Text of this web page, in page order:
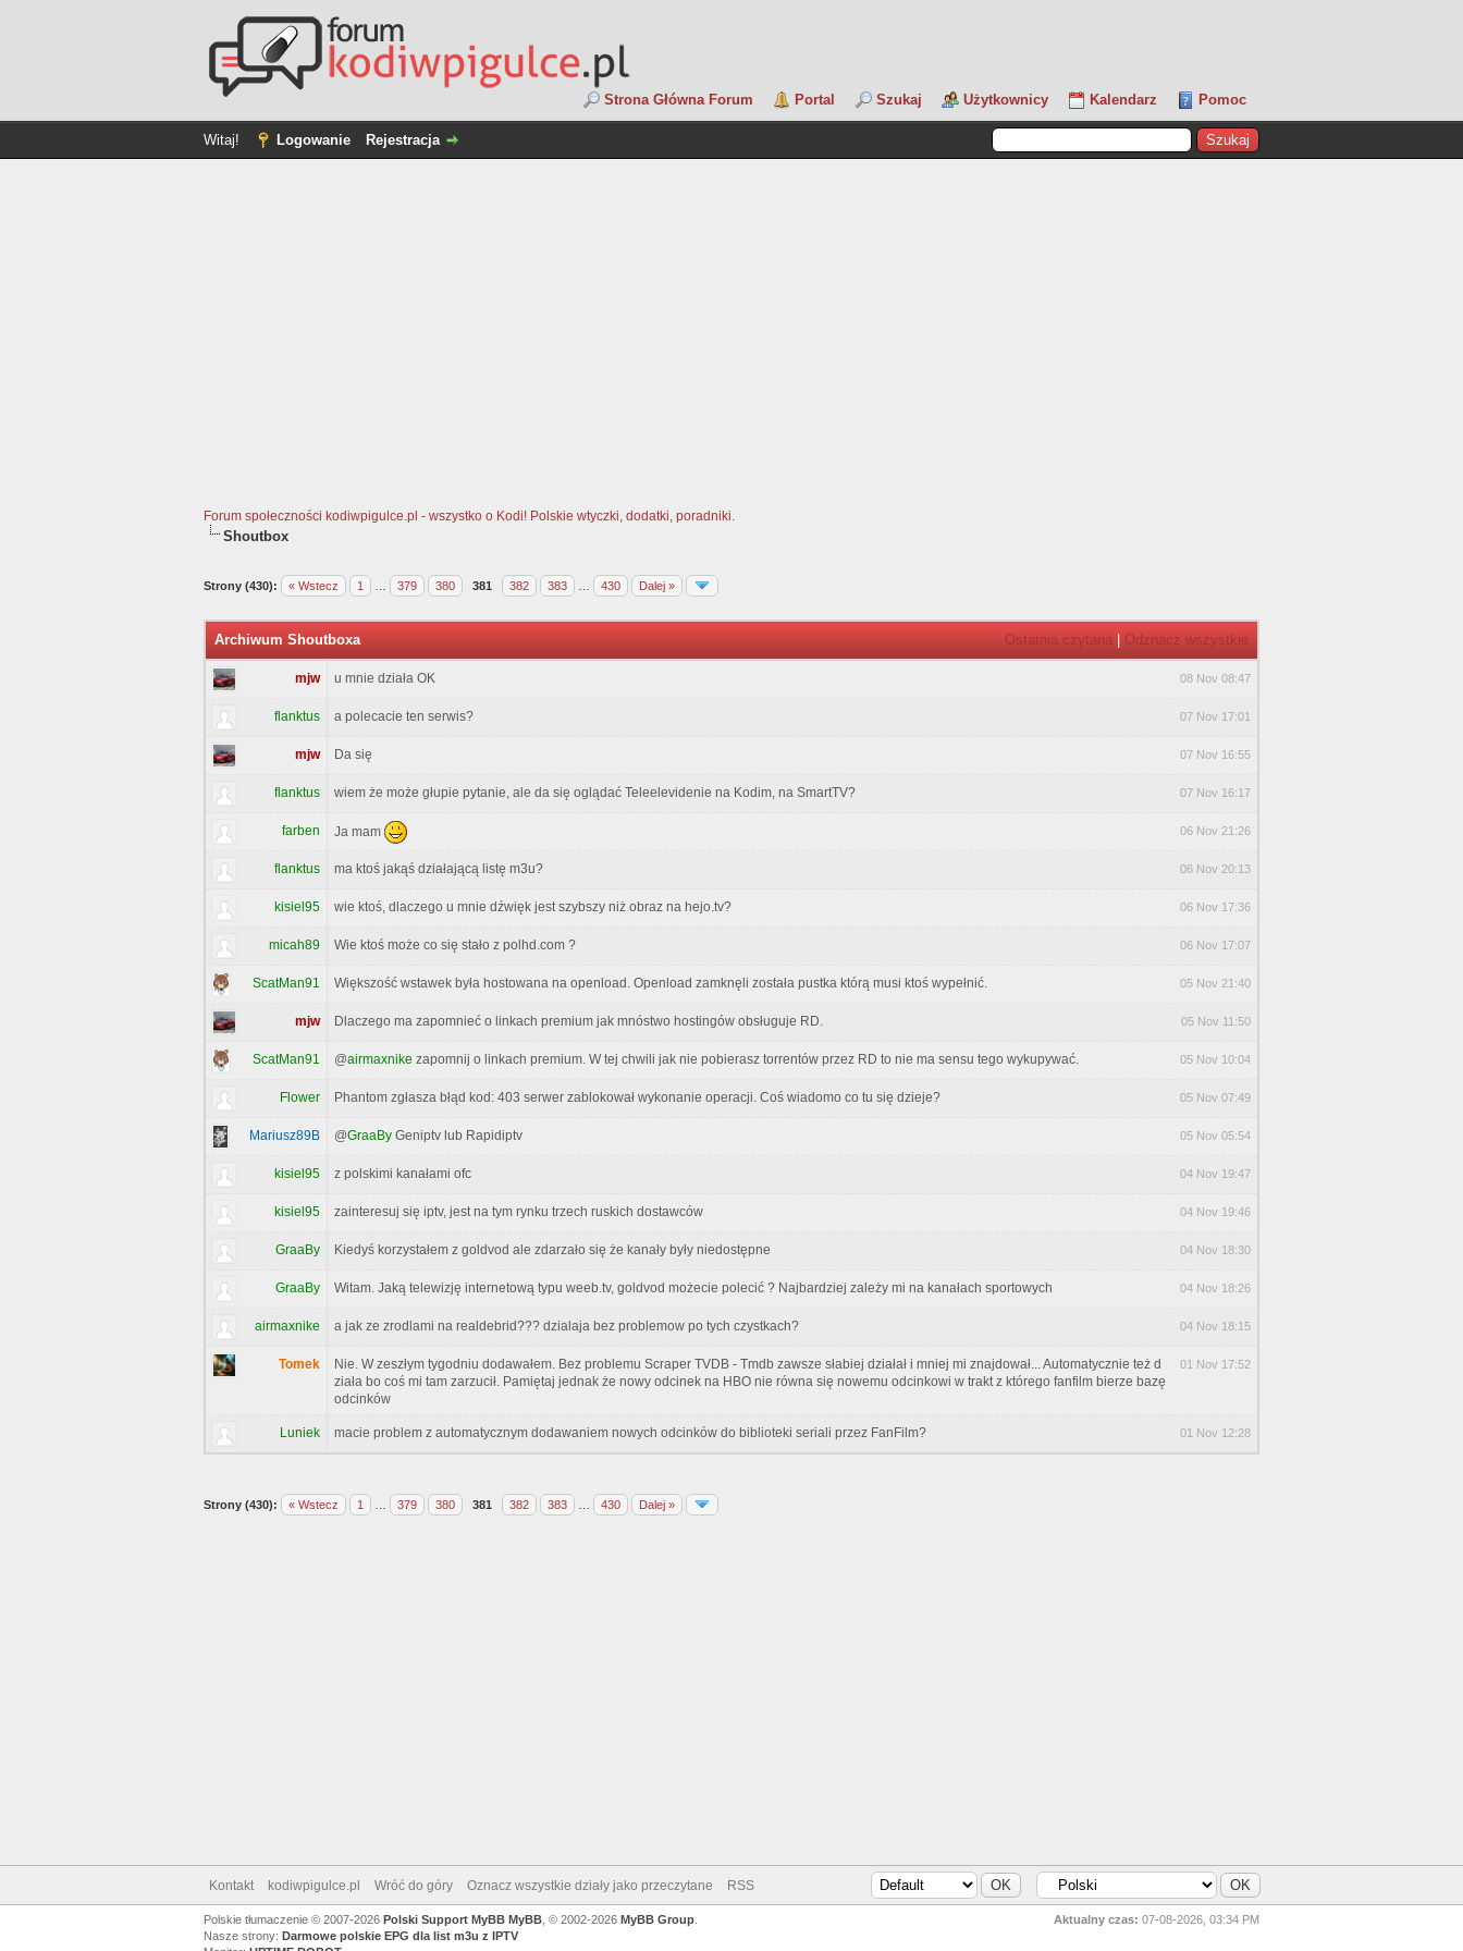
Strona Główna Forum Portal Szukaj Użytkownicy Kalendarz Pomoc
Witaj! Logowanie Rejestracja
Forum społeczności kodiwpigulce.pl - wszystko o Kodi! Polskie wtyczki, dodatki, poradniki.
Shoutbox
Strony (430): « Wstecz 1 379 380 381 382 383 430 Dalej »
Archiwum Shoutboxa Ostatnia czytana| Odznacz wszystkie
mjw u mnie działa OK 08 Nov 08:47
flanktus a polecacie ten serwis? 07 Nov 17:01
mjw Da się 07 Nov 16:55
flanktus wiem że może głupie pytanie, ale da się oglądać Teleelevidenie na Kodim, na SmartTV? 07 Nov 16:17
farben Ja mam 06 Nov 21:26
flanktus ma ktoś jakąś działającą listę m3u? 06 Nov 20:13
kisiel95 wie ktoś, dlaczego u mnie dźwięk jest szybszy niż obraz na hejo.tv? 06 Nov 17:36
micah89 Wie ktoś może co się stało z polhd.com ? 06 Nov 17:07
ScatMan91 Większość wstawek była hostowana na openload. Openload zamknęli została pustka którą musi ktoś wypełnić. 05 Nov 21:40
mjw Dlaczego ma zapomnieć o linkach premium jak mnóstwo hostingów obsługuje RD. 05 Nov 11:50
ScatMan91 @airmaxnike zapomnij o linkach premium. W tej chwili jak nie pobierasz torrentów przez RD to nie ma sensu tego wykupywać. 05 Nov 10:04
Flower Phantom zgłasza błąd kod: 403 serwer zablokował wykonanie operacji. Coś wiadomo co tu się dzieje? 05 Nov 07:49
Mariusz89B @GraaBy Geniptv lub Rapidiptv 05 Nov 05:54
kisiel95 z polskimi kanałami ofc 04 Nov 19:47
kisiel95 zainteresuj się iptv, jest na tym rynku trzech ruskich dostawców 04 Nov 19:46
GraaBy Kiedyś korzystałem z goldvod ale zdarzało się że kanały były niedostępne 04 Nov 18:30
GraaBy Witam. Jaką telewizję internetową typu weeb.tv, goldvod możecie polecić ? Najbardziej zależy mi na kanałach sportowych 04 Nov 18:26
airmaxnike a jak ze zrodlami na realdebrid??? dzialaja bez problemow po tych czystkach? 04 Nov 18:15
Tomek
Nie. W zeszłym tygodniu dodawałem. Bez problemu Scraper TVDB - Tmdb zawsze słabiej działał i mniej mi znajdował... Automatycznie też d
ziała bo coś mi tam zarzucił. Pamiętaj jednak że nowy odcinek na HBO nie równa się nowemu odcinkowi w trakt z którego fanfilm bierze bazę
odcinków
01 Nov 17:52
Luniek macie problem z automatycznym dodawaniem nowych odcinków do biblioteki seriali przez FanFilm? 01 Nov 12:28
Strony (430): « Wstecz 1 379 380 381 382 383 430 Dalej »
Kontakt kodiwpigulce.pl Wróć do góry Oznacz wszystkie działy jako przeczytane RSS
Aktualny czas: 07-08-2026, 03:34 PM
Polskie tłumaczenie © 2007-2026 Polski Support MyBB MyBB , © 2002-2026 MyBB Group
Nasze strony: Darmowe polskie EPG dla list m3u z IPTV